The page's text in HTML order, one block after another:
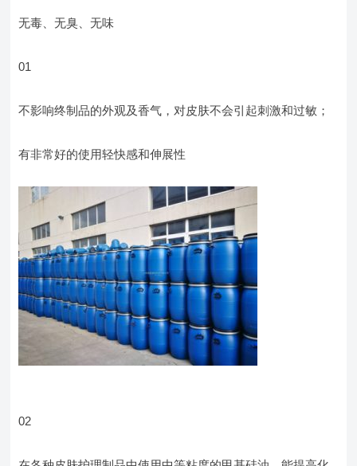
无毒、无臭、无味
01
不影响终制品的外观及香气，对皮肤不会引起刺激和过敏；
有非常好的使用轻快感和伸展性
02